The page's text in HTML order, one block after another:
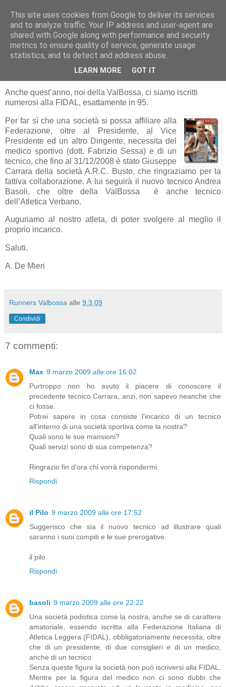
RUNNERS VALBOSSA
lunedì 9 marzo 2009
NUOVO TECNICO
Anche quest’anno, noi della ValBossa, ci siamo iscritti
numerosi alla FIDAL, esattamente in 95.
Per far sì che una società si possa affiliare alla
Federazione, oltre al Presidente, al Vice
Presidente ed un altro Dirigente, necessita del
medico sportivo (dott. Fabrizio Sessa) e di un
tecnico, che fino al 31/12/2008 è stato Giuseppe
Carrara della società A.R.C. Busto, che ringraziamo per la
fattiva collaborazione. A lui seguirà il nuovo tecnico Andrea
Basoli, che oltre della ValBossa è anche tecnico
dell’Atletica Verbano.
Auguriamo al nostro atleta, di poter svolgere al meglio il
proprio incarico.
Saluti.
A. De Mieri
Runners Valbossa alle 9.3.09
Condividi
7 commenti:
Max 9 marzo 2009 alle ore 16:02
Purtroppo non ho avuto il piacere di conoscere il
precedente tecnico Carrara, anzi, non sapevo neanche che
ci fosse.
Potrei sapere in cosa consiste l'incarico di un tecnico
all'interno di una società sportiva come la nostra?
Quali sono le sue mansioni?
Quali servizi sono di sua competenza?
Ringrazio fin d'ora chi vorrà rispondermi.
Rispondi
il Pilo 9 marzo 2009 alle ore 17:52
Suggerisco che sia il nuovo tecnico ad illustrare quali
saranno i suoi compiti e le sue prerogative.
il pilo
Rispondi
basoli 9 marzo 2009 alle ore 22:22
Una società podistica come la nostra, anche se di carattere
amatoriale, essendo iscritta alla Federazione Italiana di
Atletica Leggera (FIDAL), obbligatoriamente necessita, oltre
che di un presidente, di due consiglieri e di un medico,
anche di un tecnico.
Senza queste figure la società non può iscriversi alla FIDAL.
Mentre per la figura del medico non ci sono dubbi che
This site uses cookies from Google to deliver its services
and to analyze traffic. Your IP address and user-agent are
shared with Google along with performance and security
metrics to ensure quality of service, generate usage
statistics, and to detect and address abuse.
LEARN MORE GOT IT